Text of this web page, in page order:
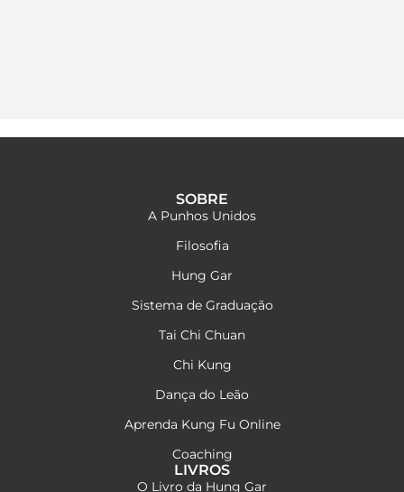
SOBRE
A Punhos Unidos
Filosofia
Hung Gar
Sistema de Graduação
Tai Chi Chuan
Chi Kung
Dança do Leão
Aprenda Kung Fu Online
Coaching
LIVROS
O Livro da Hung Gar